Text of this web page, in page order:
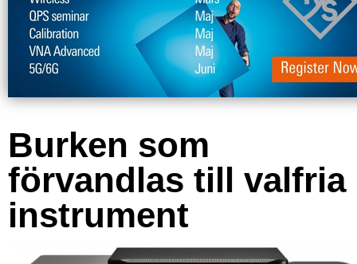
Burken som
förvandlas till valfria
instrument